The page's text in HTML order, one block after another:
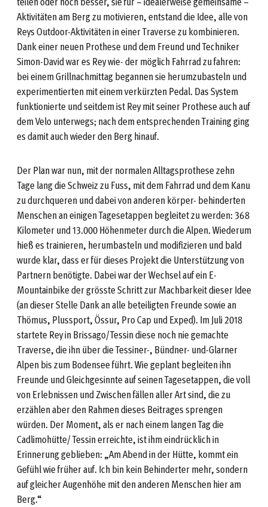
Aktivitäten am Berg zu motivieren, entstand die Idee, alle von
Reys Outdoor-Aktivitäten in einer Traverse zu kombinieren.
Dank einer neuen Prothese und dem Freund und Techniker
Simon-David war es Rey wie- der möglich Fahrrad zu fahren:
bei einem Grillnachmittag begannen sie herumzubasteln und
experimentierten mit einem verkürzten Pedal. Das System
funktionierte und seitdem ist Rey mit seiner Prothese auch auf
dem Velo unterwegs; nach dem entsprechenden Training ging
es damit auch wieder den Berg hinauf.
Der Plan war nun, mit der normalen Alltagsprothese zehn
Tage lang die Schweiz zu Fuss, mit dem Fahrrad und dem Kanu
zu durchqueren und dabei von anderen körper- behinderten
Menschen an einigen Tagesetappen begleitet zu werden: 368
Kilometer und 13.000 Höhenmeter durch die Alpen. Wiederum
hieß es trainieren, herumbasteln und modifizieren und bald
wurde klar, dass er für dieses Projekt die Unterstützung von
Partnern benötigte. Dabei war der Wechsel auf ein E-
Mountainbike der grösste Schritt zur Machbarkeit dieser Idee
(an dieser Stelle Dank an alle beteiligten Freunde sowie an
Thömus, Plussport, Össur, Pro Cap und Exped). Im Juli 2018
startete Rey in Brissago/Tessin diese noch nie gemachte
Traverse, die ihn über die Tessiner-, Bündner- und-Glarner
Alpen bis zum Bodensee führt. Wie geplant begleiten ihn
Freunde und Gleichgesinnte auf seinen Tagesetappen, die voll
von Erlebnissen und Zwischen fällen aller Art sind, die zu
erzählen aber den Rahmen dieses Beitrages sprengen
würden. Der Moment, als er nach einem langen Tag die
Cadlimohütte/ Tessin erreichte, ist ihm eindrücklich in
Erinnerung geblieben: „Am Abend in der Hütte, kommt ein
Gefühl wie früher auf. Ich bin kein Behinderter mehr, sondern
auf gleicher Augenhöhe mit den anderen Menschen hier am
Berg.“